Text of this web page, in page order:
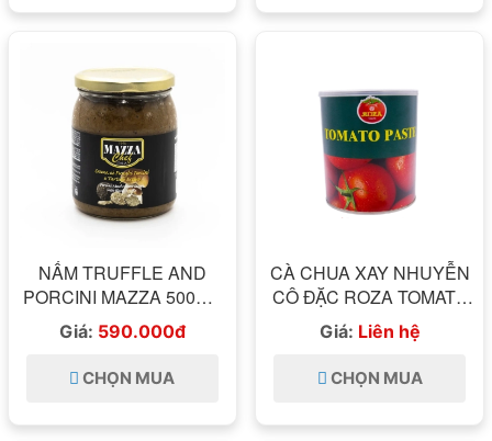
NẤM TRUFFLE AND
PORCINI MAZZA 500GR
ITALIA
Giá: 590.000đ
CHỌN MUA
CÀ CHUA XAY NHUYỄN
CÔ ĐẶC ROZA TOMATO
PASTE HỘP 3,2KG
Giá: Liên hệ
CHỌN MUA